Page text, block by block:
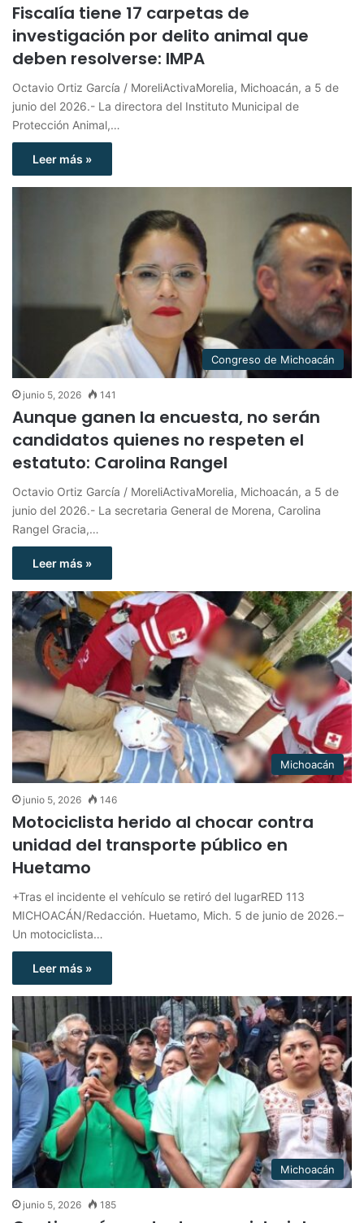
Fiscalía tiene 17 carpetas de
investigación por delito animal que
deben resolverse: IMPA
Octavio Ortiz García / MoreliActivaMorelia, Michoacán, a 5 de
junio del 2026.- La directora del Instituto Municipal de
Protección Animal,…
Leer más »
Congreso de Michoacán
junio 5, 2026 141
Aunque ganen la encuesta, no serán
candidatos quienes no respeten el
estatuto: Carolina Rangel
Octavio Ortiz García / MoreliActivaMorelia, Michoacán, a 5 de
junio del 2026.- La secretaria General de Morena, Carolina
Rangel Gracia,…
Leer más »
Michoacán
junio 5, 2026 146
Motociclista herido al chocar contra
unidad del transporte público en
Huetamo
+Tras el incidente el vehículo se retiró del lugarRED 113
MICHOACÁN/Redacción. Huetamo, Mich. 5 de junio de 2026.–
Un motociclista…
Leer más »
Michoacán
junio 5, 2026 185